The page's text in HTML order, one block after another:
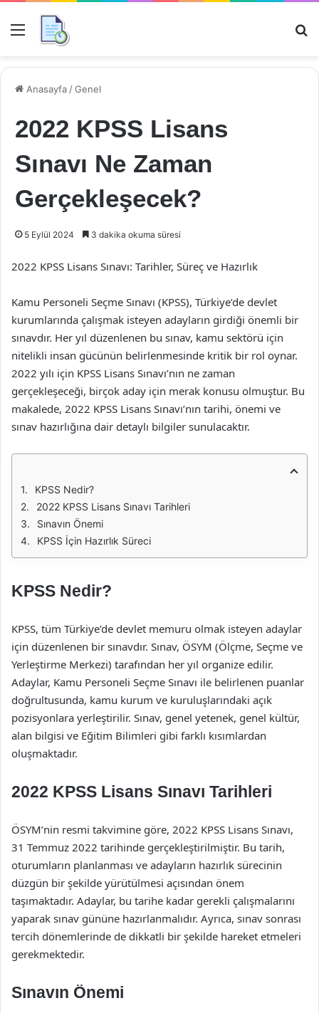
Menü
Anasayfa /Genel
2022 KPSS Lisans
Sınavı Ne Zaman
Gerçekleşecek?
5 Eylül 2024 3 dakika okuma süresi
2022 KPSS Lisans Sınavı: Tarihler, Süreç ve Hazırlık
Kamu Personeli Seçme Sınavı (KPSS), Türkiye’de devlet
kurumlarında çalışmak isteyen adayların girdiği önemli bir
sınavdır. Her yıl düzenlenen bu sınav, kamu sektörü için
nitelikli insan gücünün belirlenmesinde kritik bir rol oynar.
2022 yılı için KPSS Lisans Sınavı’nın ne zaman
gerçekleşeceği, birçok aday için merak konusu olmuştur. Bu
makalede, 2022 KPSS Lisans Sınavı’nın tarihi, önemi ve
sınav hazırlığına dair detaylı bilgiler sunulacaktır.
KPSS Nedir?
2022 KPSS Lisans Sınavı Tarihleri
Sınavın Önemi
KPSS İçin Hazırlık Süreci
KPSS Nedir?
KPSS, tüm Türkiye’de devlet memuru olmak isteyen adaylar
için düzenlenen bir sınavdır. Sınav, ÖSYM (Ölçme, Seçme ve
Yerleştirme Merkezi) tarafından her yıl organize edilir.
Adaylar, Kamu Personeli Seçme Sınavı ile belirlenen puanlar
doğrultusunda, kamu kurum ve kuruluşlarındaki açık
pozisyonlara yerleştirilir. Sınav, genel yetenek, genel kültür,
alan bilgisi ve Eğitim Bilimleri gibi farklı kısımlardan
oluşmaktadır.
2022 KPSS Lisans Sınavı Tarihleri
ÖSYM’nin resmi takvimine göre, 2022 KPSS Lisans Sınavı,
31 Temmuz 2022 tarihinde gerçekleştirilmiştir. Bu tarih,
oturumların planlanması ve adayların hazırlık sürecinin
düzgün bir şekilde yürütülmesi açısından önem
taşımaktadır. Adaylar, bu tarihe kadar gerekli çalışmalarını
yaparak sınav gününe hazırlanmalıdır. Ayrıca, sınav sonrası
tercih dönemlerinde de dikkatli bir şekilde hareket etmeleri
gerekmektedir.
Sınavın Önemi